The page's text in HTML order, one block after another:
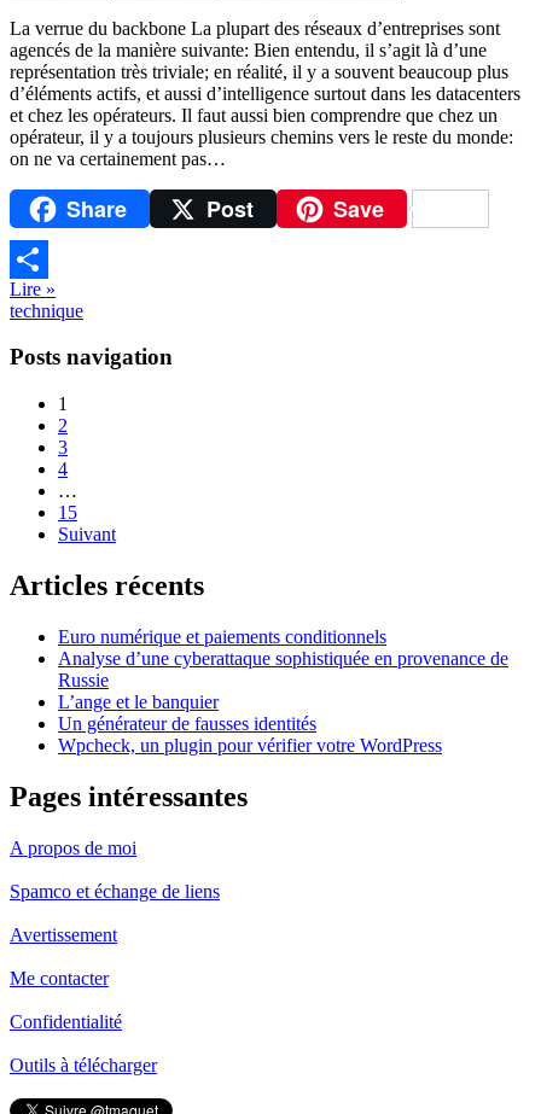
La verrue du backbone La plupart des réseaux d’entreprises sont
agencés de la manière suivante: Bien entendu, il s’agit là d’une
représentation très triviale; en réalité, il y a souvent beaucoup plus
d’éléments actifs, et aussi d’intelligence surtout dans les datacenters
et chez les opérateurs. Il faut aussi bien comprendre que chez un
opérateur, il y a toujours plusieurs chemins vers le reste du monde:
on ne va certainement pas…
Share Post Save
Partager
Lire »
technique
Posts navigation
1
2
3
4
…
15
Suivant
Articles récents
Euro numérique et paiements conditionnels
Analyse d’une cyberattaque sophistiquée en provenance de
Russie
L’ange et le banquier
Un générateur de fausses identités
Wpcheck, un plugin pour vérifier votre WordPress
Pages intéressantes
A propos de moi
Spamco et échange de liens
Avertissement
Me contacter
Confidentialité
Outils à télécharger